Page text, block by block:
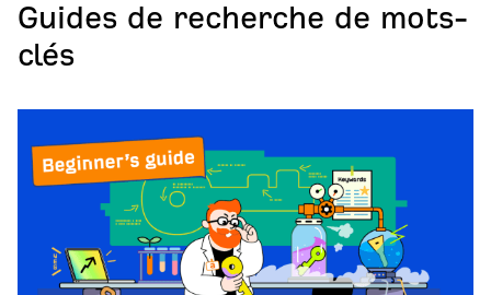
Guides de recherche de mots-
clés